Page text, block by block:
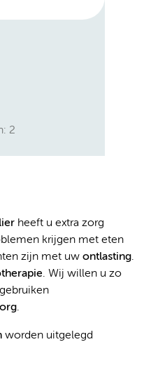
2
heeft u extra zorg
krijgen met eten
zijn met uw ontlasting.
. Wij willen u zo
.
worden uitgelegd